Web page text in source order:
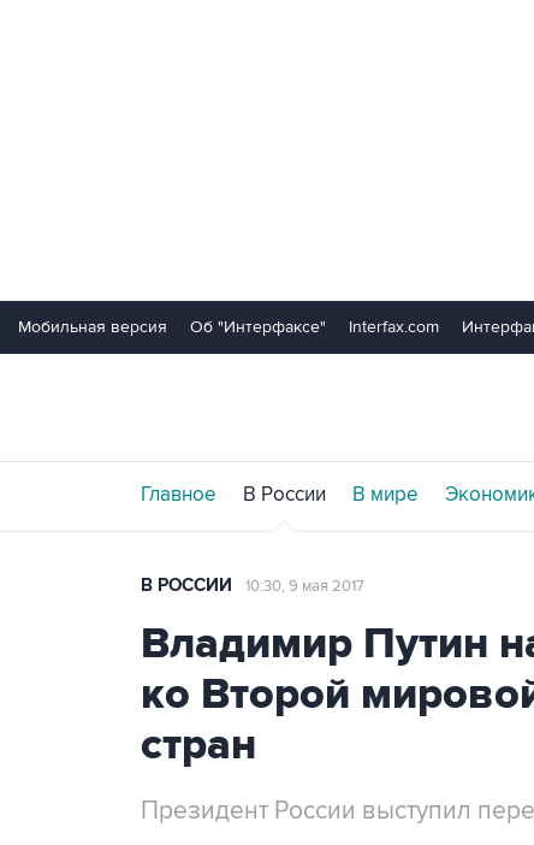
Мобильная версия Об "Интерфаксе" Interfax.com
Главное В России В мире
В РОССИИ 10:30, 9 мая 2017
Владимир Путин
ко Второй
стран
Президент России выступил